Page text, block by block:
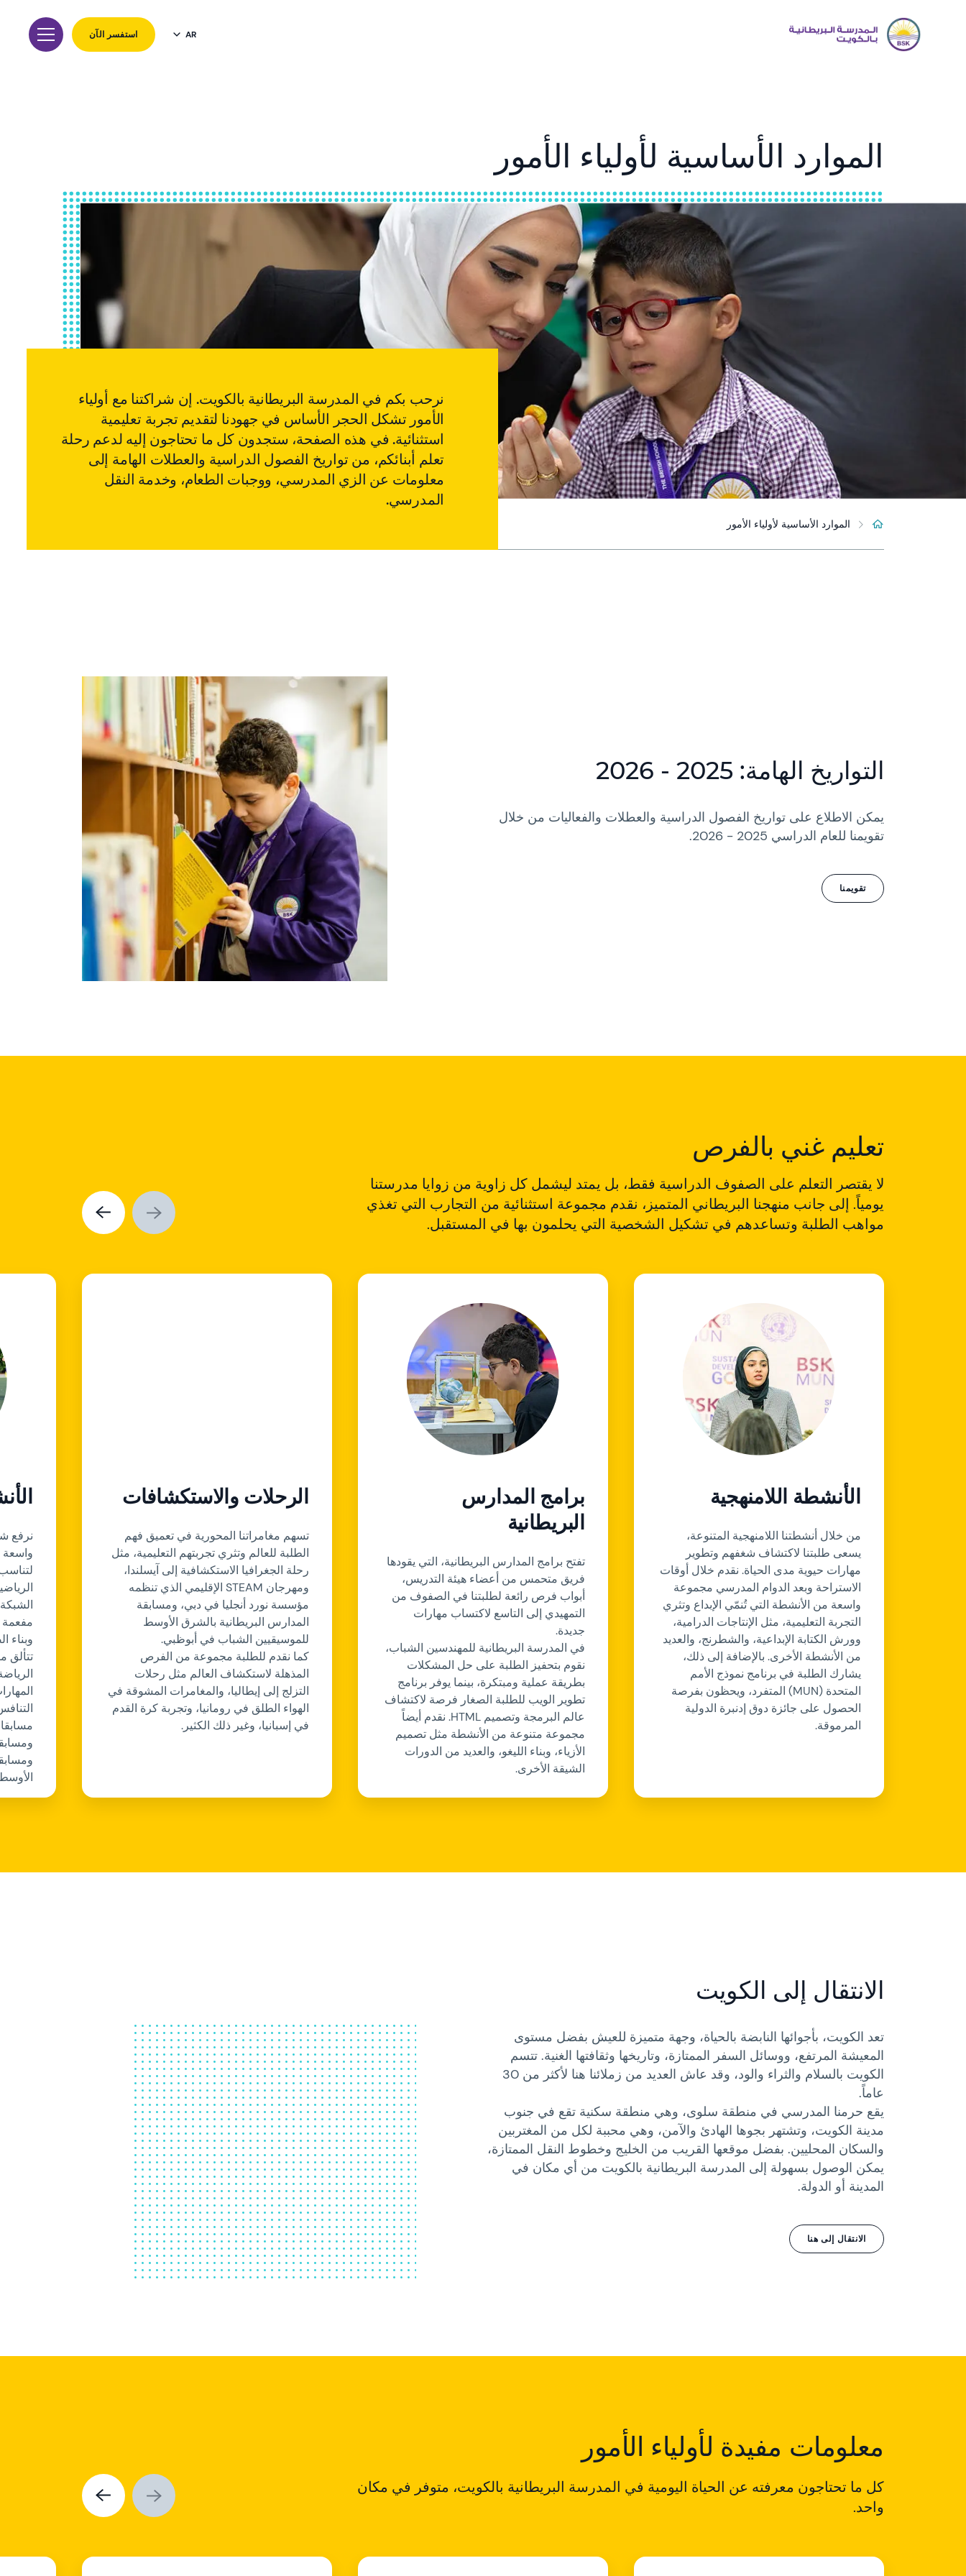
AR استفسر الآن
الموارد الأساسية لأولياء الأمور
نرحب بكم في المدرسة البريطانية بالكويت. إن شراكتنا مع أولياء
الأمور تشكل الحجر الأساس في جهودنا لتقديم تجربة تعليمية
استثنائية. في هذه الصفحة، ستجدون كل ما تحتاجون إليه لدعم رحلة
تعلم أبنائكم، من تواريخ الفصول الدراسية والعطلات الهامة إلى
معلومات عن الزي المدرسي، ووجبات الطعام، وخدمة النقل
المدرسي.
الموارد الأساسية لأولياء الأمور
التواريخ الهامة: 2025 - 2026
يمكن الاطلاع على تواريخ الفصول الدراسية والعطلات والفعاليات من خلال
تقويمنا للعام الدراسي 2025 - 2026.
تقويمنا
تعليم غني بالفرص
لا يقتصر التعلم على الصفوف الدراسية فقط، بل يمتد ليشمل كل زاوية من زوايا مدرستنا
يومياً. إلى جانب منهجنا البريطاني المتميز، نقدم مجموعة استثنائية من التجارب التي تغذي
مواهب الطلبة وتساعدهم في تشكيل الشخصية التي يحلمون بها في المستقبل.
الأنشطة اللامنهجية
من خلال أنشطتنا اللامنهجية المتنوعة،
يسعى طلبتنا لاكتشاف شغفهم وتطوير
مهارات حيوية مدى الحياة. نقدم خلال أوقات
الاستراحة وبعد الدوام المدرسي مجموعة
واسعة من الأنشطة التي تُنمّي الإبداع وتثري
التجربة التعليمية، مثل الإنتاجات الدرامية،
وورش الكتابة الإبداعية، والشطرنج، والعديد
من الأنشطة الأخرى. بالإضافة إلى ذلك،
يشارك الطلبة في برنامج نموذج الأمم
المتحدة (MUN) المتفرد، ويحظون بفرصة
الحصول على جائزة دوق إدنبرة الدولية
المرموقة.
برامج المدارس
البريطانية
تفتح برامج المدارس البريطانية، التي يقودها
فريق متحمس من أعضاء هيئة التدريس،
أبواب فرص رائعة لطلبتنا في الصفوف من
التمهيدي إلى التاسع لاكتساب مهارات
جديدة.
في المدرسة البريطانية للمهندسين الشباب،
نقوم بتحفيز الطلبة على حل المشكلات
بطريقة عملية ومبتكرة، بينما يوفر برنامج
تطوير الويب للطلبة الصغار فرصة لاكتشاف
عالم البرمجة وتصميم HTML. نقدم أيضاً
مجموعة متنوعة من الأنشطة مثل تصميم
الأزياء، وبناء الليغو، والعديد من الدورات
الشيقة الأخرى.
الرحلات والاستكشافات
تسهم مغامراتنا المحورية في تعميق فهم
الطلبة للعالم وتثري تجربتهم التعليمية، مثل
رحلة الجغرافيا الاستكشافية إلى آيسلندا،
ومهرجان STEAM الإقليمي الذي تنظمه
مؤسسة نورد أنجليا في دبي، ومسابقة
المدارس البريطانية بالشرق الأوسط
للموسيقيين الشباب في أبوظبي.
كما نقدم للطلبة مجموعة من الفرص
المذهلة لاستكشاف العالم مثل رحلات
التزلج إلى إيطاليا، والمغامرات المشوقة في
الهواء الطلق في رومانيا، وتجربة كرة القدم
في إسبانيا، وغير ذلك الكثير.
نرفع
واسعة
مفعمة
وبناء
تتألق
الانتقال إلى الكويت
تعد الكويت، بأجوائها النابضة بالحياة، وجهة متميزة للعيش بفضل مستوى
المعيشة المرتفع، ووسائل السفر الممتازة، وتاريخها وثقافتها الغنية. تتسم
الكويت بالسلام والثراء والود، وقد عاش العديد من زملائنا هنا لأكثر من 30
عاماً.
يقع حرمنا المدرسي في منطقة سلوى، وهي منطقة سكنية تقع في جنوب
مدينة الكويت، وتشتهر بجوها الهادئ والآمن، وهي محببة لكل من المغتربين
والسكان المحليين. بفضل موقعها القريب من الخليج وخطوط النقل الممتازة،
يمكن الوصول بسهولة إلى المدرسة البريطانية بالكويت من أي مكان في
المدينة أو الدولة.
الانتقال إلى هنا
معلومات مفيدة لأولياء الأمور
كل ما تحتاجون معرفته عن الحياة اليومية في المدرسة البريطانية بالكويت، متوفر في مكان
واحد.